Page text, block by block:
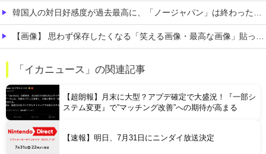
韓国人の対日好感度が過去最高に、「ノージャパン」は終わった？＝ネット「中国より100倍いい」
【画像】 思わず保存したくなる「笑える画像・最高な画像」貼っていけｗｗｗｗｗ
日本「輸入に頼りまくりです」高市「円安ホクホク！ホクホクゥ！」←
「イカニュース」の関連記事
【超朗報】月末に大型？アプデ確定で大盛況！『一部シ
ステム変更』で”マッチング改善”への期待が高まる
【速報】明日、7月31日にニンダイ放送決定